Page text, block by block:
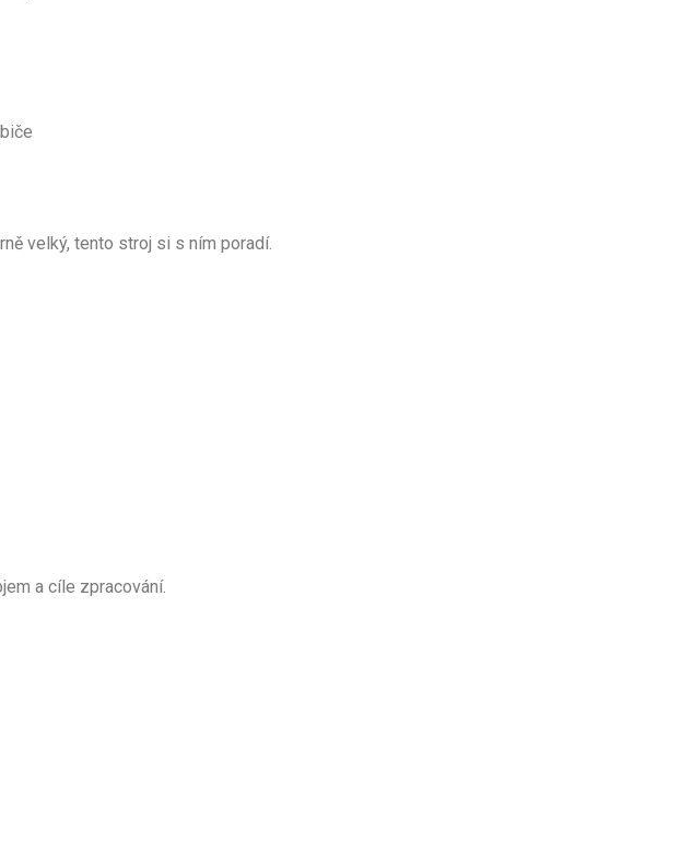
velký, tento stroj si s ním poradí.
a cíle zpracování.